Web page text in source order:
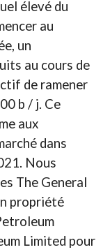
élevé du
au
un
au cours de
de ramener
b / j. Ce
aux
dans
Nous
The General
propriété
Limited pour